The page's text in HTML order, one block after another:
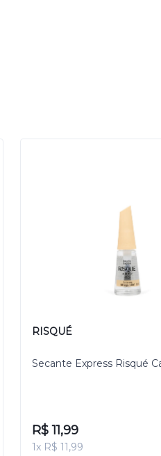
RISQUÉ
Secante Express Risqué
R$ 11,99
1x R$ 11,99